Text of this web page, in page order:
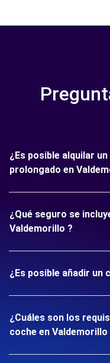
¿Es posible alquilar
prolongado en
¿Qué seguro se
Valdemorillo ?
¿Es posible añadir un
¿Cuáles son los
coche en Valdemorillo